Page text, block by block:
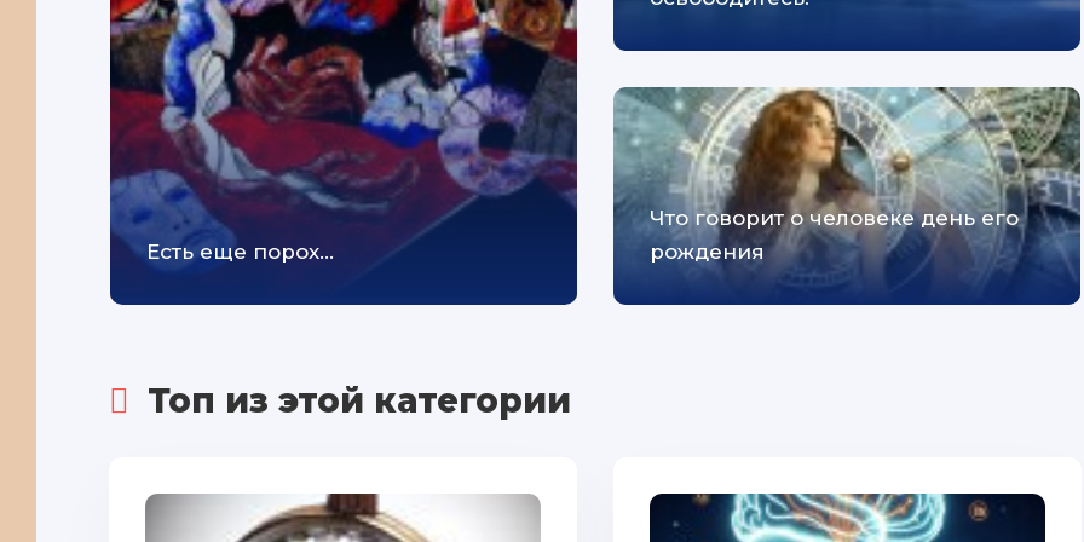
Есть еще порох...
Что говорит о человеке день его
рождения
Топ из этой категории